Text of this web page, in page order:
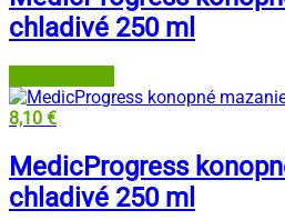
chladivé 250 ml
8,10 €
MedicProgress
chladivé 250 ml